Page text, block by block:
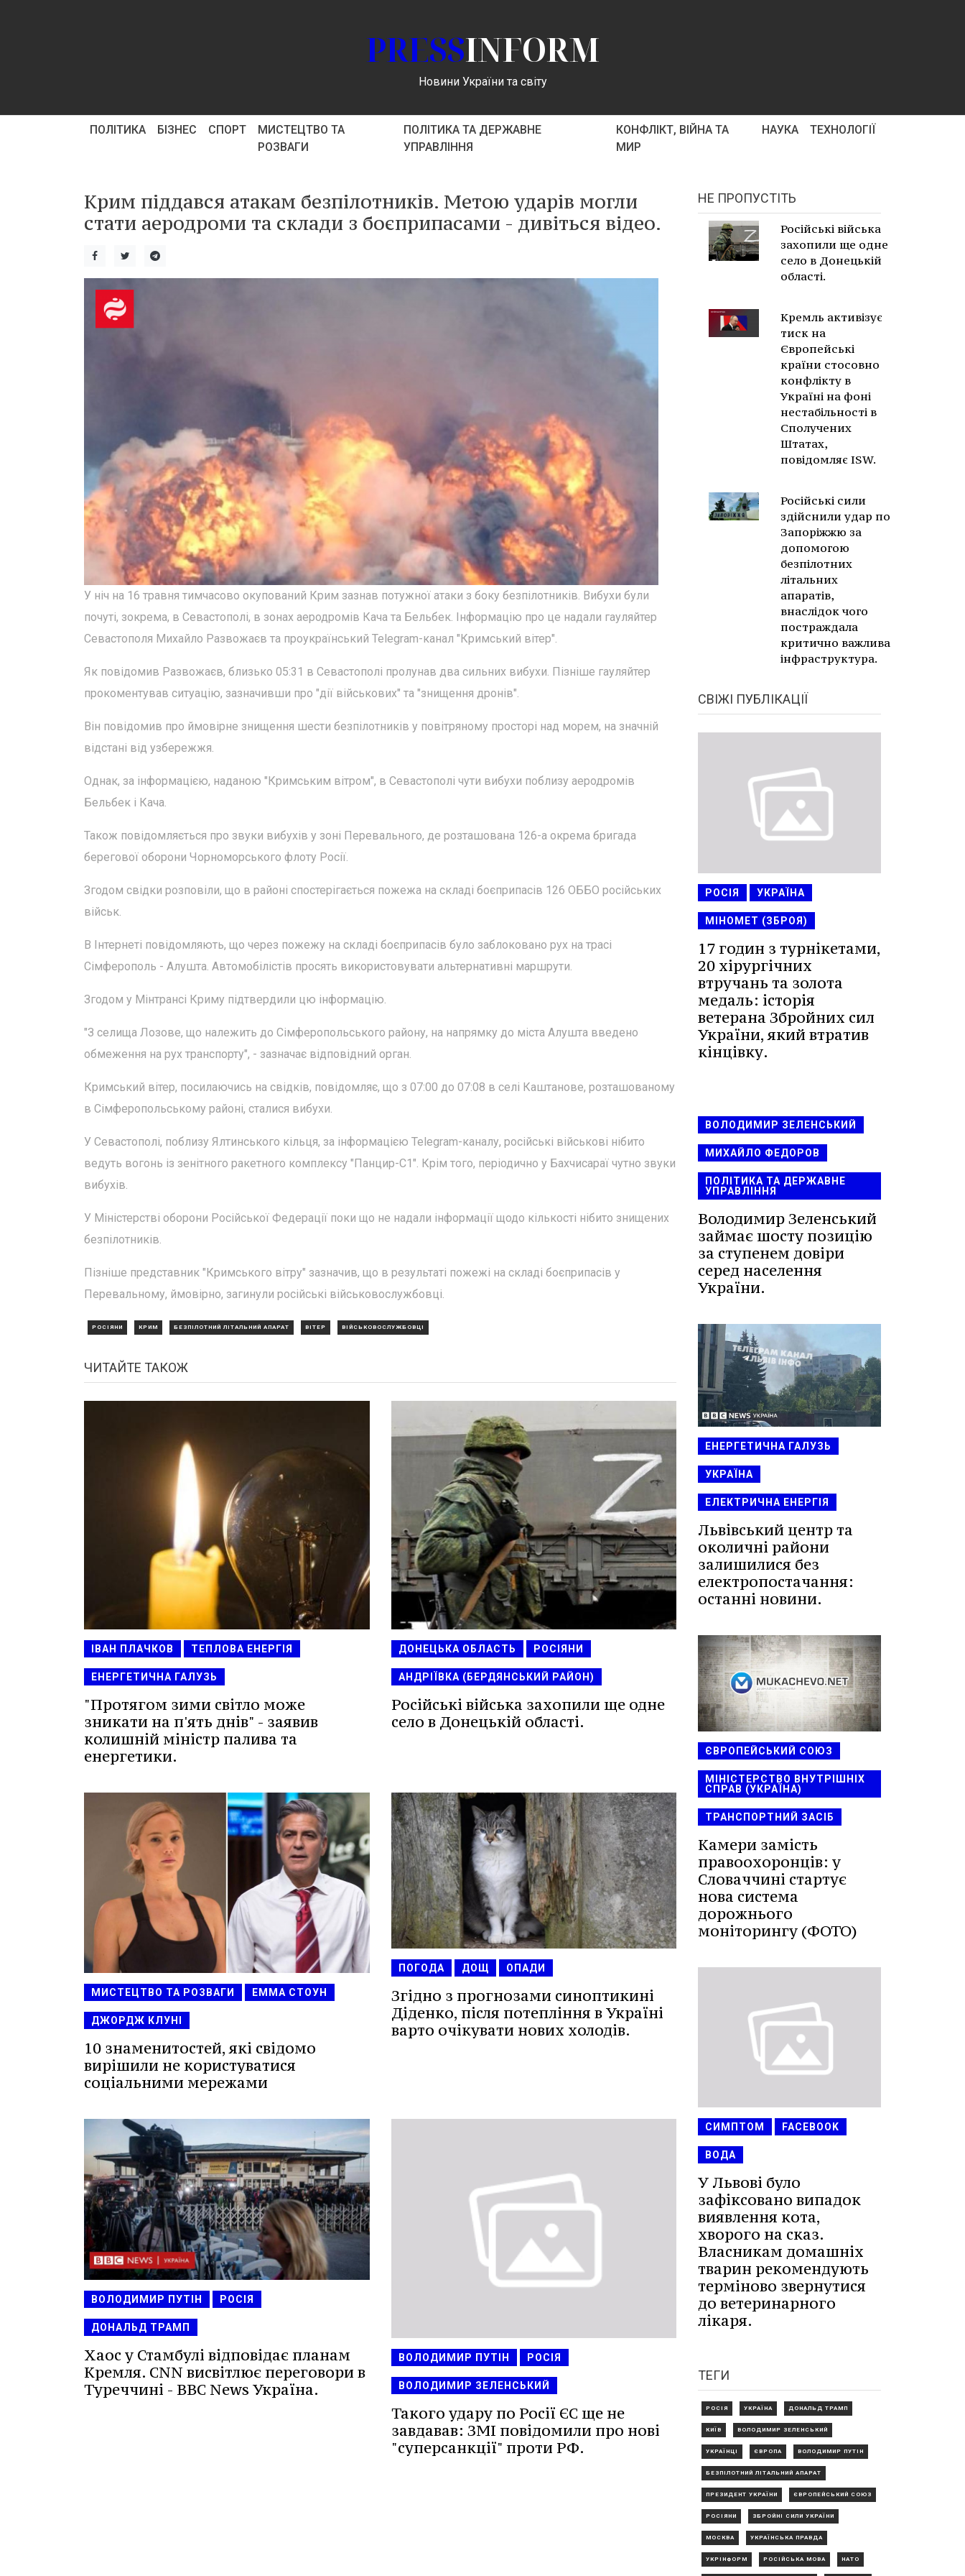
PRESSINFORM
Новини України та світу
ПОЛІТИКА БІЗНЕС СПОРТ
МИСТЕЦТВО ТА
РОЗВАГИ
ПОЛІТИКА ТА ДЕРЖАВНЕ
УПРАВЛІННЯ
КОНФЛІКТ, ВІЙНА ТА
МИР
НАУКА ТЕХНОЛОГІЇ
Крим піддався атакам безпілотників. Метою ударів могли
стати аеродроми та склади з боєприпасами - дивіться відео.
У ніч на 16 травня тимчасово окупований Крим зазнав потужної атаки з боку безпілотників. Вибухи були
почуті, зокрема, в Севастополі, в зонах аеродромів Кача та Бельбек. Інформацію про це надали гауляйтер
Севастополя Михайло Развожаєв та проукраїнський Telegram-канал "Кримський вітер".
Як повідомив Развожаєв, близько 05:31 в Севастополі пролунав два сильних вибухи. Пізніше гауляйтер
прокоментував ситуацію, зазначивши про "дії військових" та "знищення дронів".
Він повідомив про ймовірне знищення шести безпілотників у повітряному просторі над морем, на значній
відстані від узбережжя.
Однак, за інформацією, наданою "Кримським вітром", в Севастополі чути вибухи поблизу аеродромів
Бельбек і Кача.
Також повідомляється про звуки вибухів у зоні Перевального, де розташована 126-а окрема бригада
берегової оборони Чорноморського флоту Росії.
Згодом свідки розповіли, що в районі спостерігається пожежа на складі боєприпасів 126 ОББО російських
військ.
В Інтернеті повідомляють, що через пожежу на складі боєприпасів було заблоковано рух на трасі
Сімферополь - Алушта. Автомобілістів просять використовувати альтернативні маршрути.
Згодом у Мінтрансі Криму підтвердили цю інформацію.
"З селища Лозове, що належить до Сімферопольського району, на напрямку до міста Алушта введено
обмеження на рух транспорту", - зазначає відповідний орган.
Кримський вітер, посилаючись на свідків, повідомляє, що з 07:00 до 07:08 в селі Каштанове, розташованому
в Сімферопольському районі, сталися вибухи.
У Севастополі, поблизу Ялтинського кільця, за інформацією Telegram-каналу, російські військові нібито
ведуть вогонь із зенітного ракетного комплексу "Панцир-С1". Крім того, періодично у Бахчисараї чутно звуки
вибухів.
У Міністерстві оборони Російської Федерації поки що не надали інформації щодо кількості нібито знищених
безпілотників.
Пізніше представник "Кримського вітру" зазначив, що в результаті пожежі на складі боєприпасів у
Перевальному, ймовірно, загинули російські військовослужбовці.
РОСІЯНИ КРИМ БЕЗПІЛОТНИЙ ЛІТАЛЬНИЙ АПАРАТ ВІТЕР ВІЙСЬКОВОСЛУЖБОВЦІ
ЧИТАЙТЕ ТАКОЖ
ІВАН ПЛАЧКОВ ТЕПЛОВА ЕНЕРГІЯ
ЕНЕРГЕТИЧНА ГАЛУЗЬ
"Протягом зими світло може
зникати на п'ять днів" - заявив
колишній міністр палива та
енергетики.
ДОНЕЦЬКА ОБЛАСТЬ РОСІЯНИ
АНДРІЇВКА (БЕРДЯНСЬКИЙ РАЙОН)
Російські війська захопили ще одне
село в Донецькій області.
МИСТЕЦТВО ТА РОЗВАГИ ЕММА СТОУН
ДЖОРДЖ КЛУНІ
10 знаменитостей, які свідомо
вирішили не користуватися
соціальними мережами
ПОГОДА ДОЩ ОПАДИ
Згідно з прогнозами синоптикині
Діденко, після потепління в Україні
варто очікувати нових холодів.
ВОЛОДИМИР ПУТІН РОСІЯ
ДОНАЛЬД ТРАМП
Хаос у Стамбулі відповідає планам
Кремля. CNN висвітлює переговори в
Туреччині - BBC News Україна.
ВОЛОДИМИР ПУТІН РОСІЯ
ВОЛОДИМИР ЗЕЛЕНСЬКИЙ
Такого удару по Росії ЄС ще не
завдавав: ЗМІ повідомили про нові
"суперсанкції" проти РФ.
НЕ ПРОПУСТІТЬ
Російські війська
захопили ще одне
село в Донецькій
області.
Кремль активізує
тиск на
Європейські
країни стосовно
конфлікту в
Україні на фоні
нестабільності в
Сполучених
Штатах,
повідомляє ISW.
Російські сили
здійснили удар по
Запоріжжю за
допомогою
безпілотних
літальних
апаратів,
внаслідок чого
постраждала
критично важлива
інфраструктура.
СВІЖІ ПУБЛІКАЦІЇ
РОСІЯ УКРАЇНА
МІНОМЕТ (ЗБРОЯ)
17 годин з турнікетами,
20 хірургічних
втручань та золота
медаль: історія
ветерана Збройних сил
України, який втратив
кінцівку.
ВОЛОДИМИР ЗЕЛЕНСЬКИЙ
МИХАЙЛО ФЕДОРОВ
ПОЛІТИКА ТА ДЕРЖАВНЕ
УПРАВЛІННЯ
Володимир Зеленський
займає шосту позицію
за ступенем довіри
серед населення
України.
ЕНЕРГЕТИЧНА ГАЛУЗЬ
УКРАЇНА
ЕЛЕКТРИЧНА ЕНЕРГІЯ
Львівський центр та
околичні райони
залишилися без
електропостачання:
останні новини.
ЄВРОПЕЙСЬКИЙ СОЮЗ
МІНІСТЕРСТВО ВНУТРІШНІХ
СПРАВ (УКРАЇНА)
ТРАНСПОРТНИЙ ЗАСІБ
Камери замість
правоохоронців: у
Словаччині стартує
нова система
дорожнього
моніторингу (ФОТО)
СИМПТОМ FACEBOOK
ВОДА
У Львові було
зафіксовано випадок
виявлення кота,
хворого на сказ.
Власникам домашніх
тварин рекомендують
терміново звернутися
до ветеринарного
лікаря.
ТЕГИ
РОСІЯ УКРАЇНА ДОНАЛЬД ТРАМП
КИЇВ ВОЛОДИМИР ЗЕЛЕНСЬКИЙ
УКРАЇНЦІ ЄВРОПА ВОЛОДИМИР ПУТІН
БЕЗПІЛОТНИЙ ЛІТАЛЬНИЙ АПАРАТ
ПРЕЗИДЕНТ УКРАЇНИ ЄВРОПЕЙСЬКИЙ СОЮЗ
РОСІЯНИ ЗБРОЙНІ СИЛИ УКРАЇНИ
МОСКВА УКРАЇНСЬКА ПРАВДА
УКРІНФОРМ РОСІЙСЬКА МОВА НАТО